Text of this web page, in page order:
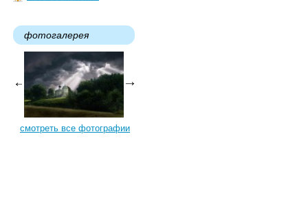
фотогалерея
смотреть все фотографии